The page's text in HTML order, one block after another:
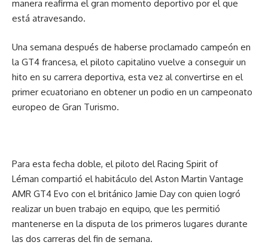
manera reafirma el gran momento deportivo por el que
está atravesando.
Una semana después de haberse proclamado campeón en
la GT4 francesa, el piloto capitalino vuelve a conseguir un
hito en su carrera deportiva, esta vez al convertirse en el
primer ecuatoriano en obtener un podio en un campeonato
europeo de Gran Turismo.
Para esta fecha doble, el piloto del Racing Spirit of
Léman compartió el habitáculo del Aston Martin Vantage
AMR GT4 Evo con el británico Jamie Day con quien logró
realizar un buen trabajo en equipo, que les permitió
mantenerse en la disputa de los primeros lugares durante
las dos carreras del fin de semana.